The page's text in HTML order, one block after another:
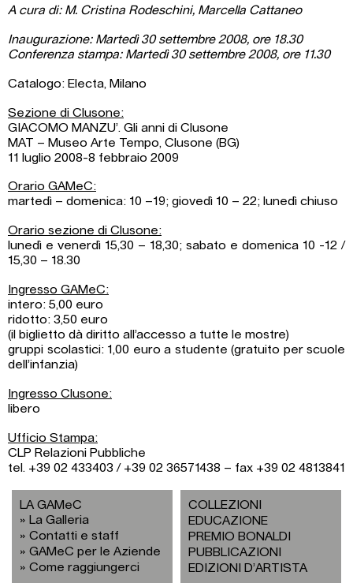
A cura di: M. Cristina Rodeschini, Marcella Cattaneo
Inaugurazione: Martedì 30 settembre 2008, ore 18.30
Conferenza stampa: Martedì 30 settembre 2008, ore 11.30
Catalogo: Electa, Milano
Sezione di Clusone:
GIACOMO MANZU’. Gli anni di Clusone
MAT – Museo Arte Tempo, Clusone (BG)
11 luglio 2008-8 febbraio 2009
Orario GAMeC:
martedì – domenica: 10 –19; giovedì 10 – 22; lunedì chiuso
Orario sezione di Clusone:
lunedì e venerdì 15,30 – 18,30; sabato e domenica 10 -12 /
15,30 – 18.30
Ingresso GAMeC:
intero: 5,00 euro
ridotto: 3,50 euro
(il biglietto dà diritto all’accesso a tutte le mostre)
gruppi scolastici: 1,00 euro a studente (gratuito per scuole
dell’infanzia)
Ingresso Clusone:
libero
Ufficio Stampa:
CLP Relazioni Pubbliche
tel. +39 02 433403 / +39 02 36571438 – fax +39 02 4813841
LA GAMeC
La Galleria
Contatti e staff
GAMeC per le Aziende
Come raggiungerci
COLLEZIONI
EDUCAZIONE
PREMIO BONALDI
PUBBLICAZIONI
EDIZIONI D’ARTISTA